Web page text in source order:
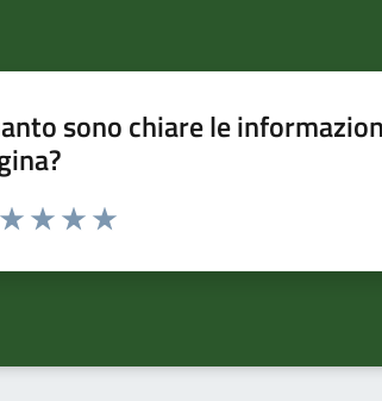
sono chiare le
da 1 a 5 stelle la pagina